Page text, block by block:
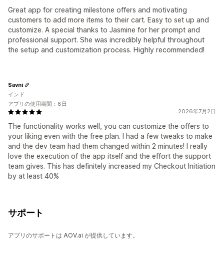
Great app for creating milestone offers and motivating
customers to add more items to their cart. Easy to set up and
customize. A special thanks to Jasmine for her prompt and
professional support. She was incredibly helpful throughout
the setup and customization process. Highly recommended!
2026年7月2日
The functionality works well, you can customize the offers to
your liking even with the free plan. I had a few tweaks to make
and the dev team had them changed within 2 minutes! I really
love the execution of the app itself and the effort the support
team gives. This has definitely increased my Checkout Initiation
by at least 40%
Savni
インド
アプリの使用期間：8日
サポート
アプリのサポートは AOV.ai が提供しています。